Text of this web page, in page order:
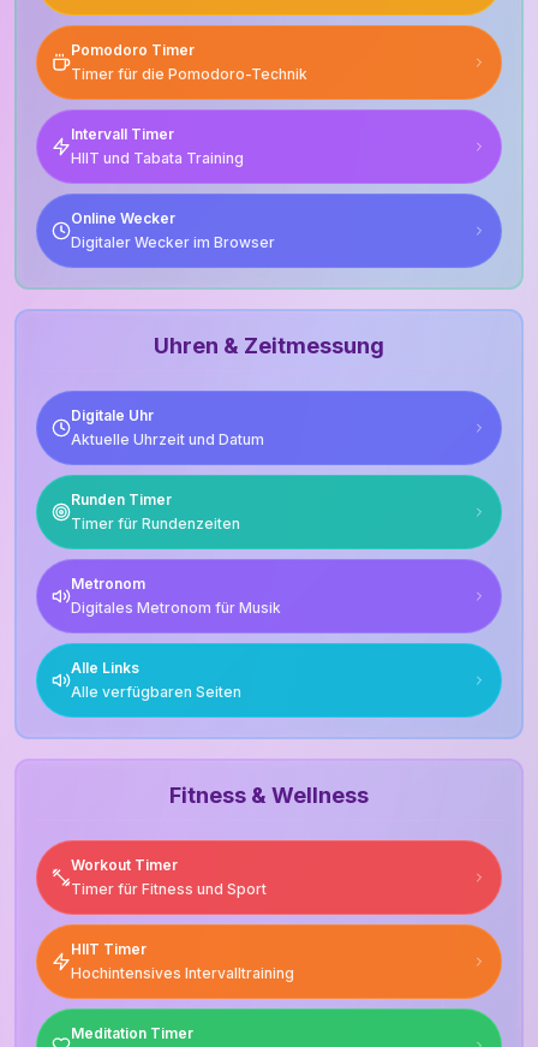
Pomodoro Timer
Timer für die Pomodoro-Technik
Intervall Timer
HIIT und Tabata Training
Online Wecker
Digitaler Wecker im Browser
Uhren & Zeitmessung
Digitale Uhr
Aktuelle Uhrzeit und Datum
Runden Timer
Timer für Rundenzeiten
Metronom
Digitales Metronom für Musik
Alle Links
Alle verfügbaren Seiten
Fitness & Wellness
Workout Timer
Timer für Fitness und Sport
HIIT Timer
Hochintensives Intervalltraining
Meditation Timer